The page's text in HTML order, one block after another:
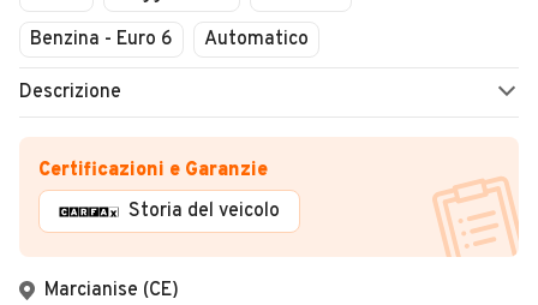
Benzina - Euro 6
Automatico
Descrizione
Certificazioni e Garanzie
Storia del veicolo
Marcianise (CE)